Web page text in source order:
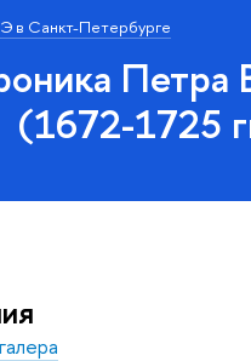
Санкт-Петербурге
Петра
(1672-1725